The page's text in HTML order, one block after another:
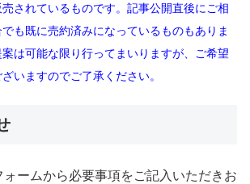
されているものです。記事公開直後にご相
も既に売約済みになっているものもありま
は可能な限り行ってまいりますが、ご希望
いますのでご了承ください。
ームから必要事項をご記入いただきお